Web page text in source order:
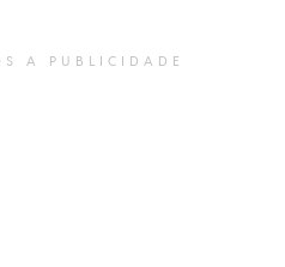
A PUBLICIDADE